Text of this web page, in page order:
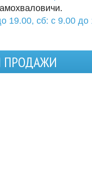
19.00, сб: с 9.00 до
ПРОДАЖИ